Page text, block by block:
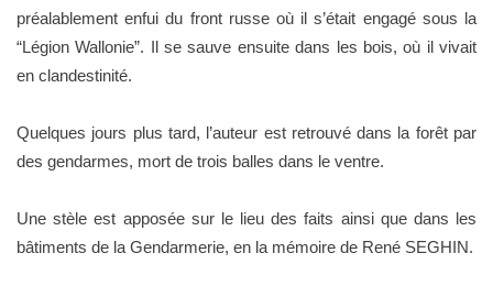
préalablement enfui du front russe où il s’était engagé sous la
“Légion Wallonie”. Il se sauve ensuite dans les bois, où il vivait
en clandestinité.
Quelques jours plus tard, l’auteur est retrouvé dans la forêt par
des gendarmes, mort de trois balles dans le ventre.
Une stèle est apposée sur le lieu des faits ainsi que dans les
bâtiments de la Gendarmerie, en la mémoire de René SEGHIN.